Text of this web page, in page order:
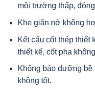
môi trường thấp,
Khe giãn nở không
Kết cấu cốt thép thiết
thiết kế, cốt pha
Không bảo dưỡng
không tốt.